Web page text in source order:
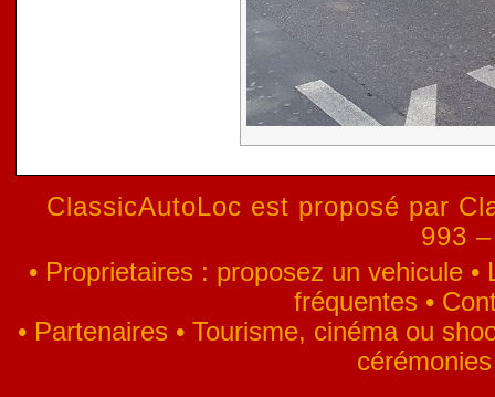
ClassicAutoLoc est proposé par
993
• Proprietaires : proposez un vehicule•
fréquentes •
• Partenaires • Tourisme, cinéma ou
cérémonies